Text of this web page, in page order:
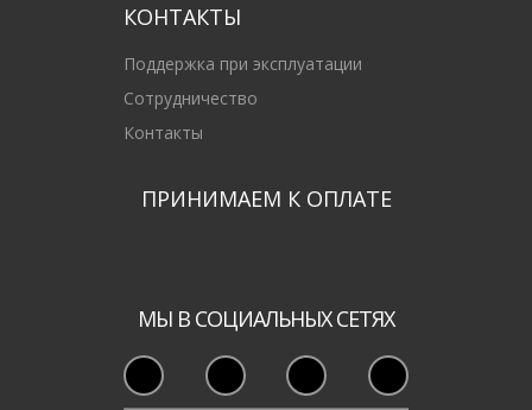
КОНТАКТЫ
Поддержка при эксплуатации
Сотрудничество
Контакты
ПРИНИМАЕМ К ОПЛАТЕ
МЫ В СОЦИАЛЬНЫХ СЕТЯХ